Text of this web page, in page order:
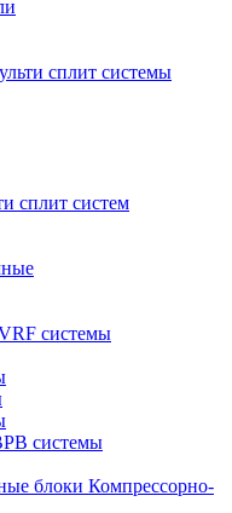
сплит системы
сплит систем
системы
системы
Компрессорно-